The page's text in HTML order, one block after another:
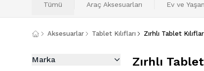
Tümü Araç Aksesuarları Ev ve
Aksesuarlar Tablet Kılıfları Zırhlı Tablet
Marka Zırhlı